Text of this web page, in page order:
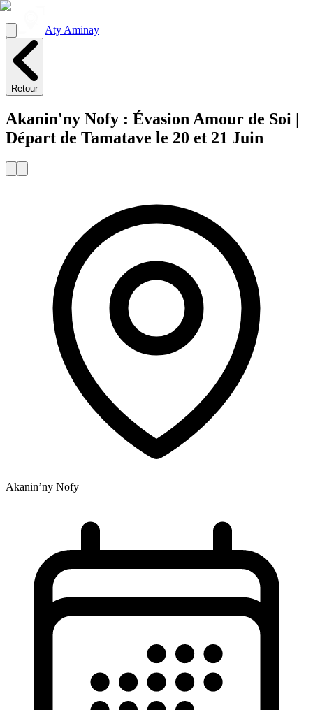
Aty Aminay
Retour
Akanin'ny Nofy : Évasion Amour de Soi |
Départ de Tamatave le 20 et 21 Juin
Akanin’ny Nofy